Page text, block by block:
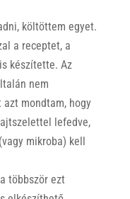
költöttem egyet.
a receptet, a
készítette. Az
nem
mondtam, hogy
lefedve,
mikroba) kell
többször ezt